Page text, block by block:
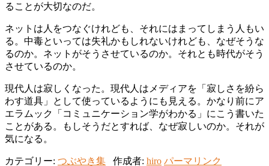
ることが大切なのだ。
ネットは人をつなぐけれども、それにはまってしまう人もい
る。中毒といっては失礼かもしれないけれども、なぜそうな
るのか。ネットがそうさせているのか。それとも時代がそう
させているのか。
現代人は寂しくなった。現代人はメディアを「寂しさを紛ら
わす道具」として使っているようにも見える。かなり前にア
エラムック「コミュニケーション学がわかる」にこう書いた
ことがある。もしそうだとすれば、なぜ寂しいのか。それが
気になる。
カテゴリー: つぶやき集 作成者: hiro パーマリンク